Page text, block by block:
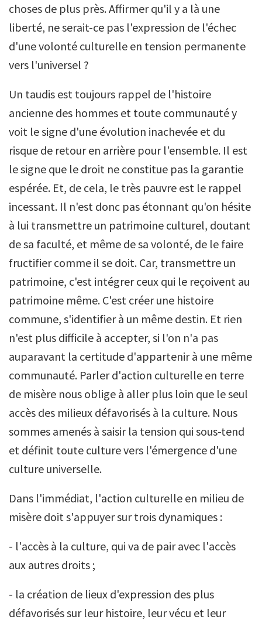
choses de plus près. Affirmer qu'il y a là une
liberté, ne serait-ce pas l'expression de l'échec
d'une volonté culturelle en tension permanente
vers l'universel ?
Un taudis est toujours rappel de l'histoire
ancienne des hommes et toute communauté y
voit le signe d'une évolution inachevée et du
risque de retour en arrière pour l'ensemble. Il est
le signe que le droit ne constitue pas la garantie
espérée. Et, de cela, le très pauvre est le rappel
incessant. Il n'est donc pas étonnant qu'on hésite
à lui transmettre un patrimoine culturel, doutant
de sa faculté, et même de sa volonté, de le faire
fructifier comme il se doit. Car, transmettre un
patrimoine, c'est intégrer ceux qui le reçoivent au
patrimoine même. C'est créer une histoire
commune, s'identifier à un même destin. Et rien
n'est plus difficile à accepter, si l'on n'a pas
auparavant la certitude d'appartenir à une même
communauté. Parler d'action culturelle en terre
de misère nous oblige à aller plus loin que le seul
accès des milieux défavorisés à la culture. Nous
sommes amenés à saisir la tension qui sous-tend
et définit toute culture vers l'émergence d'une
culture universelle.
Dans l'immédiat, l'action culturelle en milieu de
misère doit s'appuyer sur trois dynamiques :
- l'accès à la culture, qui va de pair avec l'accès
aux autres droits ;
- la création de lieux d'expression des plus
défavorisés sur leur histoire, leur vécu et leur